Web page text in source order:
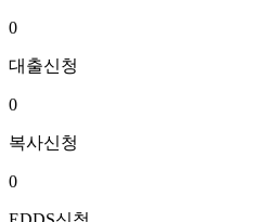
0
대출신청
0
복사신청
0